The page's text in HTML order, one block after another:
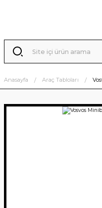
Anasayfa Araç Tabloları